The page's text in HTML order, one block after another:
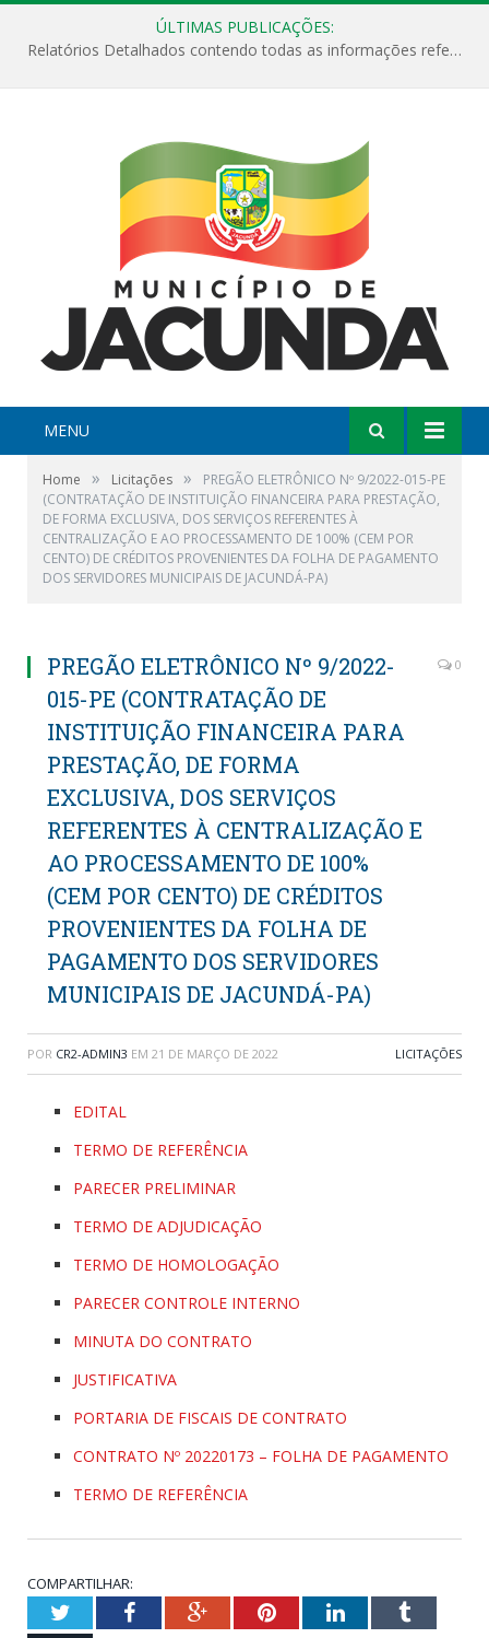
ÚLTIMAS PUBLICAÇÕES:
Relatórios Detalhados contendo todas as informações referentes a execução de recursos destinados ao fomento de projetos culturais no Município de Jacundá entre os anos de 2022 ao presente ano de 2026.
MENU
Home » Licitações »
PREGÃO ELETRÔNICO Nº 9/2022-015-PE
(CONTRATAÇÃO DE INSTITUIÇÃO FINANCEIRA PARA PRESTAÇÃO,
DE FORMA EXCLUSIVA, DOS SERVIÇOS REFERENTES À
CENTRALIZAÇÃO E AO PROCESSAMENTO DE 100% (CEM POR
CENTO) DE CRÉDITOS PROVENIENTES DA FOLHA DE PAGAMENTO
DOS SERVIDORES MUNICIPAIS DE JACUNDÁ-PA)
PREGÃO ELETRÔNICO Nº 9/2022-
015-PE (CONTRATAÇÃO DE
INSTITUIÇÃO FINANCEIRA PARA
PRESTAÇÃO, DE FORMA
EXCLUSIVA, DOS SERVIÇOS
REFERENTES À CENTRALIZAÇÃO E
AO PROCESSAMENTO DE 100%
(CEM POR CENTO) DE CRÉDITOS
PROVENIENTES DA FOLHA DE
PAGAMENTO DOS SERVIDORES
MUNICIPAIS DE JACUNDÁ-PA)
0
POR CR2-ADMIN3 EM 21 DE MARÇO DE 2022 LICITAÇÕES
EDITAL
TERMO DE REFERÊNCIA
PARECER PRELIMINAR
TERMO DE ADJUDICAÇÃO
TERMO DE HOMOLOGAÇÃO
PARECER CONTROLE INTERNO
MINUTA DO CONTRATO
JUSTIFICATIVA
PORTARIA DE FISCAIS DE CONTRATO
CONTRATO Nº 20220173 – FOLHA DE PAGAMENTO
TERMO DE REFERÊNCIA
COMPARTILHAR:
TwitterFacebookGoogle+PinterestLinkedInTumblr